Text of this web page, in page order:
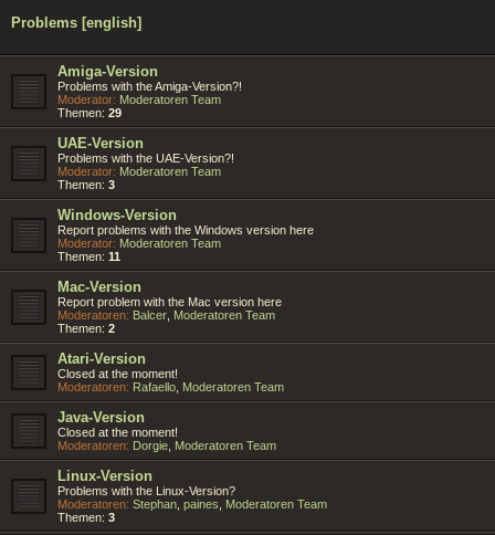
Problems [english]
Amiga-Version
Problems with the Amiga-Version?!
Moderator: Moderatoren Team
Themen: 29
UAE-Version
Problems with the UAE-Version?!
Moderator: Moderatoren Team
Themen: 3
Windows-Version
Report problems with the Windows version here
Moderator: Moderatoren Team
Themen: 11
Mac-Version
Report problem with the Mac version here
Moderatoren: Balcer Moderatoren Team
Themen: 2
Atari-Version
Closed at the moment!
Moderatoren: Rafaello Moderatoren Team
Java-Version
Closed at the moment!
Moderatoren: Dorgie Moderatoren Team
Linux-Version
Problems with the Linux-Version?
Moderatoren: Stephan paines
Moderatoren Team
Themen: 3